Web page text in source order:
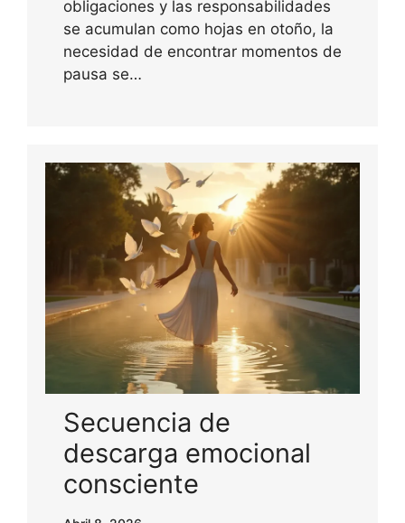
obligaciones y las responsabilidades
se acumulan como hojas en otoño, la
necesidad de encontrar momentos de
pausa se…
Secuencia de
descarga emocional
consciente